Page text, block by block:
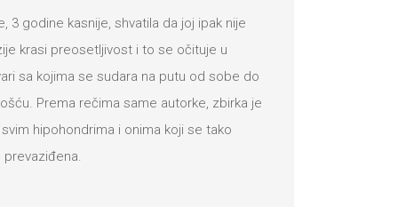
3 godine kasnije, shvatila da joj ipak nije
krasi preosetljivost i to se očituje u
sa kojima se sudara na putu od sobe do
Prema rečima same autorke, zbirka je
hipohondrima i onima koji se tako